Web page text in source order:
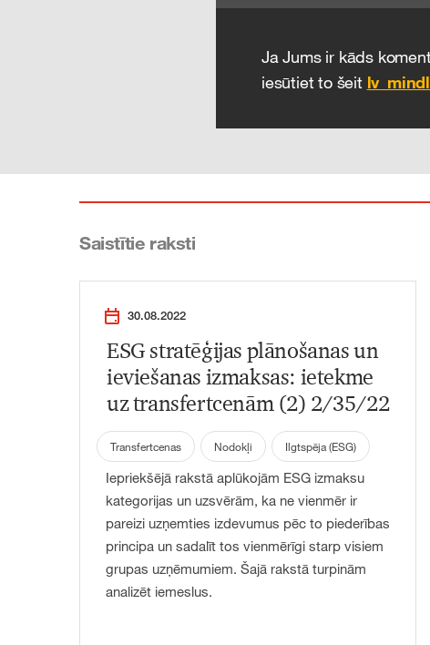
Ja Jums ir kāds
iesūtiet to šeit
Saistītie raksti
30.08.2022
ESG stratēģijas plānošanas un
ieviešanas izmaksas: ietekme
uz transfertcenām (2) 2/35/22
Transfertcenas Nodokļi Ilgtspēja (ESG)
Iepriekšējā rakstā aplūkojām ESG izmaksu
kategorijas un uzsvērām, ka ne vienmēr ir
pareizi uzņemties izdevumus pēc to piederības
principa un sadalīt tos vienmērīgi starp visiem
grupas uzņēmumiem. Šajā rakstā turpinām
analizēt iemeslus.